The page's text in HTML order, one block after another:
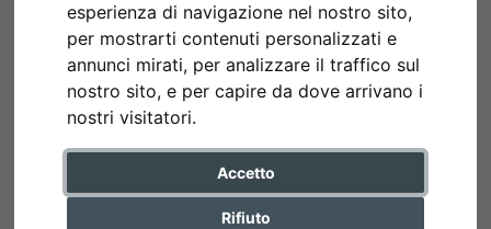
esperienza di navigazione nel nostro sito,
per mostrarti contenuti personalizzati e
annunci mirati, per analizzare il traffico sul
nostro sito, e per capire da dove arrivano i
nostri visitatori.
Accetto
Rifiuto